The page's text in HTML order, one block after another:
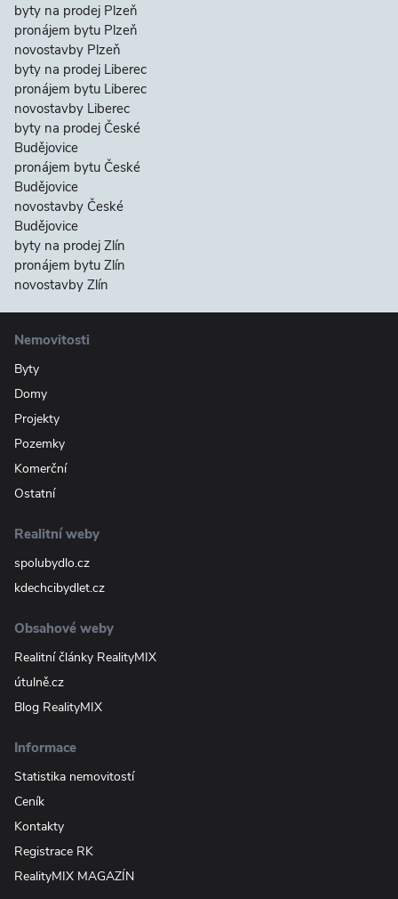
byty na prodej Plzeň
pronájem bytu Plzeň
novostavby Plzeň
byty na prodej Liberec
pronájem bytu Liberec
novostavby Liberec
byty na prodej České
Budějovice
pronájem bytu České
Budějovice
novostavby České
Budějovice
byty na prodej Zlín
pronájem bytu Zlín
novostavby Zlín
Nemovitosti
Byty
Domy
Projekty
Pozemky
Komerční
Ostatní
Realitní weby
spolubydlo.cz
kdechcibydlet.cz
Obsahové weby
Realitní články RealityMIX
útulně.cz
Blog RealityMIX
Informace
Statistika nemovitostí
Ceník
Kontakty
Registrace RK
RealityMIX MAGAZÍN